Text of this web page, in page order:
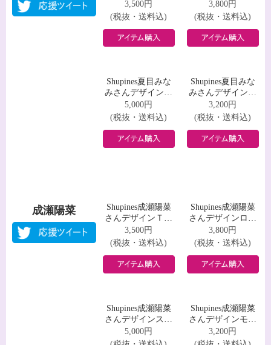
Shupines葵葉ほの
かさんデザインＴ
シャツ
3,500円
(税抜・送料込)
Shupines葵葉ほの
かさんデザインロ
ングスリーブＴシ
3,800円
(税抜・送料込)
Shupines葵葉ほの
かさんデザインス
ウェット
5,000円
(税抜・送料込)
Shupines葵葉ほの
かさんデザインモ
バイルバッテリー
3,200円
(税抜・送料込)
夏目みなみ
Shupines夏目みな
みさんデザインＴ
シャツ
3,500円
(税抜・送料込)
Shupines夏目みな
みさんデザインロ
ングスリーブＴシ
ャツ
3,800円
(税抜・送料込)
Shupines夏目みな
Shupines夏目みな